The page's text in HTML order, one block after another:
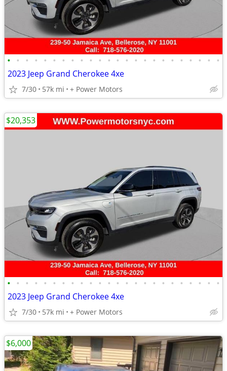
• • • • • • • • • • • • • • • • • • • • • • • •
2023 Jeep Grand Cherokee 4xe
7/30 57k mi + Power Motors
• • • • • • • • • • • • • • • • • • • • • • • •
2023 Jeep Grand Cherokee 4xe
7/30 57k mi + Power Motors
$20,353
$6,000